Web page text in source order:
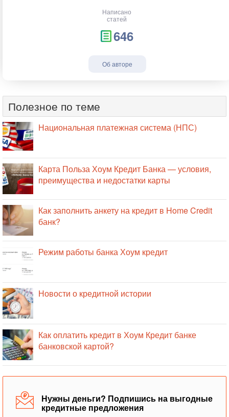
Написано
статей
646
Об авторе
Полезное по теме
Национальная платежная система (НПС)
Карта Польза Хоум Кредит Банка — условия,
преимущества и недостатки карты
Как заполнить анкету на кредит в Home Credit
банк?
Режим работы банка Хоум кредит
Новости о кредитной истории
Как оплатить кредит в Хоум Кредит банке
банковской картой?
Нужны деньги? Подпишись на выгодные
кредитные предложения